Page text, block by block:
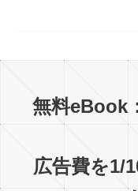
無料eBook
広告費を1/